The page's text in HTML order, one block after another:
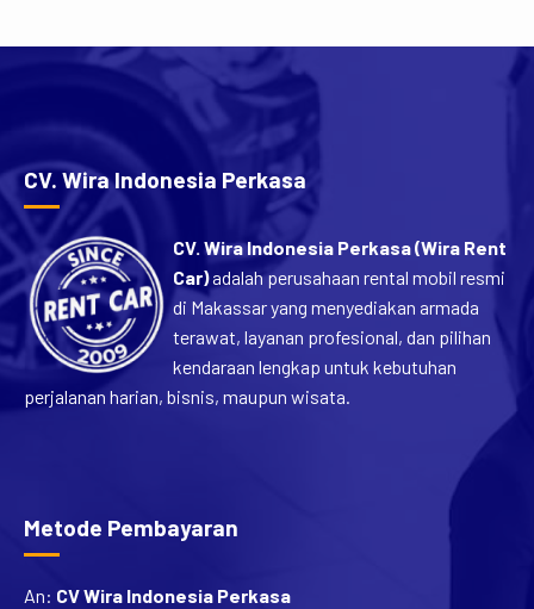
CV. Wira Indonesia Perkasa
CV. Wira Indonesia Perkasa (Wira Rent
Car)adalah perusahaan rental mobil resmi
di Makassar yang menyediakan armada
terawat, layanan profesional, dan pilihan
kendaraan lengkap untuk kebutuhan
perjalanan harian, bisnis, maupun wisata.
Metode Pembayaran
An: CV Wira Indonesia Perkasa